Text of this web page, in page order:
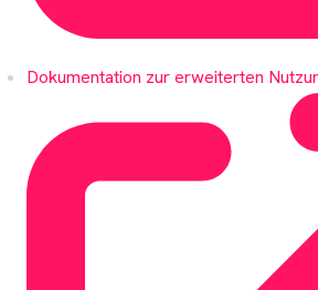
Dokumentation zur erweiterten